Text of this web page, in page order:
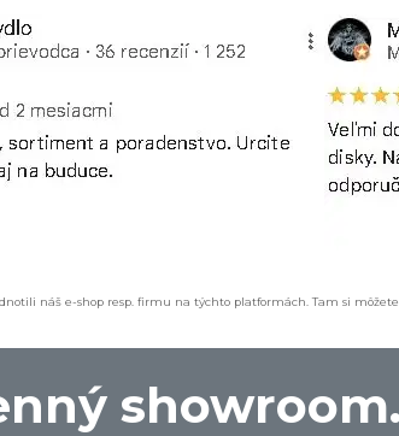
náš e-shop resp. firmu na týchto platformách. Tam si
showroom.